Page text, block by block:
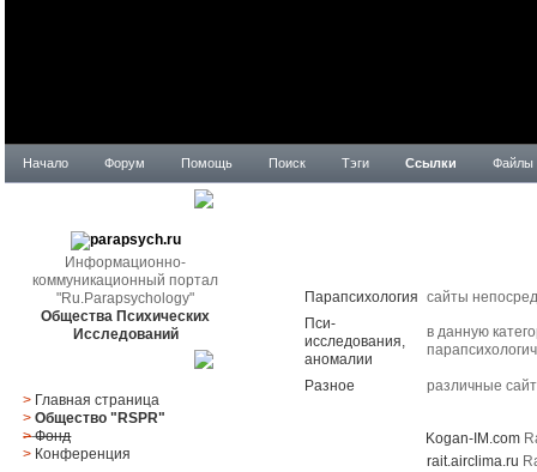
Начало Форум Помощь Поиск Тэги Ссылки Файлы
Информационно-
коммуникационный портал
"Ru.Parapsychology"
Общества Психических
Исследований
> Главная страница
> Общество "RSPR"
> Фонд
> Конференция
Парапсихология сайты
Пси-
исследования,
аномалии
в данную
Разное
различные
Kogan-IM.com
rait.airclima.ru